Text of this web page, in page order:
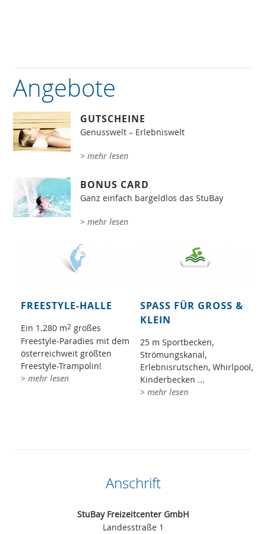
Angebote
GUTSCHEINE
Genusswelt – Erlebniswelt
> mehr lesen
BONUS CARD
Ganz einfach bargeldlos das StuBay
> mehr lesen
FREESTYLE-HALLE
Ein 1.280 m2großes
Freestyle-Paradies mit dem
österreichweit größten
Freestyle-Trampolin!
> mehr lesen
SPASS FÜR GROSS &
KLEIN
25 m Sportbecken,
Strömungskanal,
Erlebnisrutschen, Whirlpool,
Kinderbecken ...
> mehr lesen
Anschrift
StuBay Freizeitcenter GmbH
Landesstraße 1